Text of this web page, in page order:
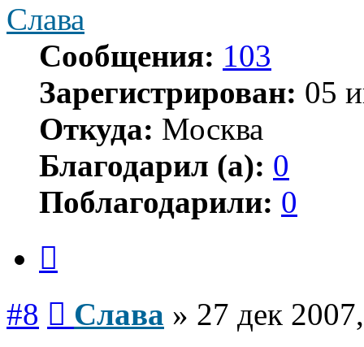
Слава
Сообщения: 103
Зарегистрирован: 05
Откуда: Москва
Благодарил (а): 0
Поблагодарили: 0
#8 Слава » 27 дек